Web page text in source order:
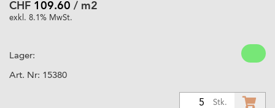
CHF 109.60 / m2
exkl. 8.1% MwSt.
Lager:
Art. Nr: 15380
Stk.